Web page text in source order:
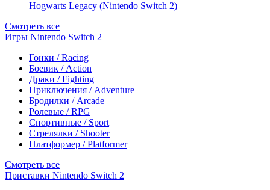
Hogwarts Legacy (Nintendo Switch 2)
Смотреть все
Игры Nintendo Switch 2
Гонки / Racing
Боевик / Action
Драки / Fighting
Приключения / Adventure
Бродилки / Arcade
Ролевые / RPG
Спортивные / Sport
Стрелялки / Shooter
Платформер / Platformer
Смотреть все
Приставки Nintendo Switch 2